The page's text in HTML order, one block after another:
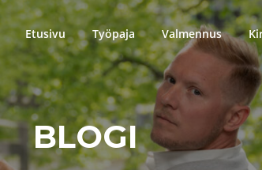
Etusivu Työpaja Valmennus
BLOGI